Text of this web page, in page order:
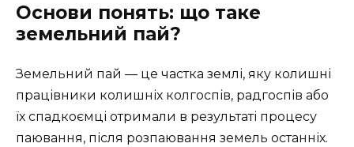
Основи понять: що таке
земельний пай?
Земельний пай — це частка землі, яку колишні
працівники колишніх колгоспів, радгоспів або
їх спадкоємці отримали в результаті процесу
паювання, після розпаювання земель останніх.